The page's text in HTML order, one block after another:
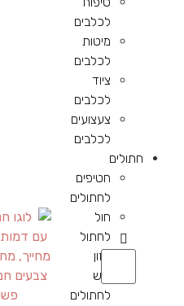
לכלבים
מיטות
לכלבים
ציוד
לכלבים
צעצועים
לכלבים
חתולים
חטיפים
לחתולים
חול
לחתול
מזון
יבש
לחתולים